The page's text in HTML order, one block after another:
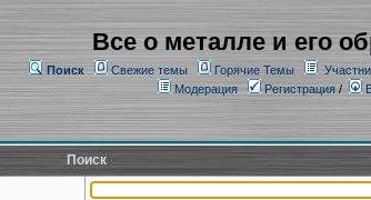
Все о металле и его
Поиск Свежие темы Горячие Темы
Модерация
Регистрация/
Поиск